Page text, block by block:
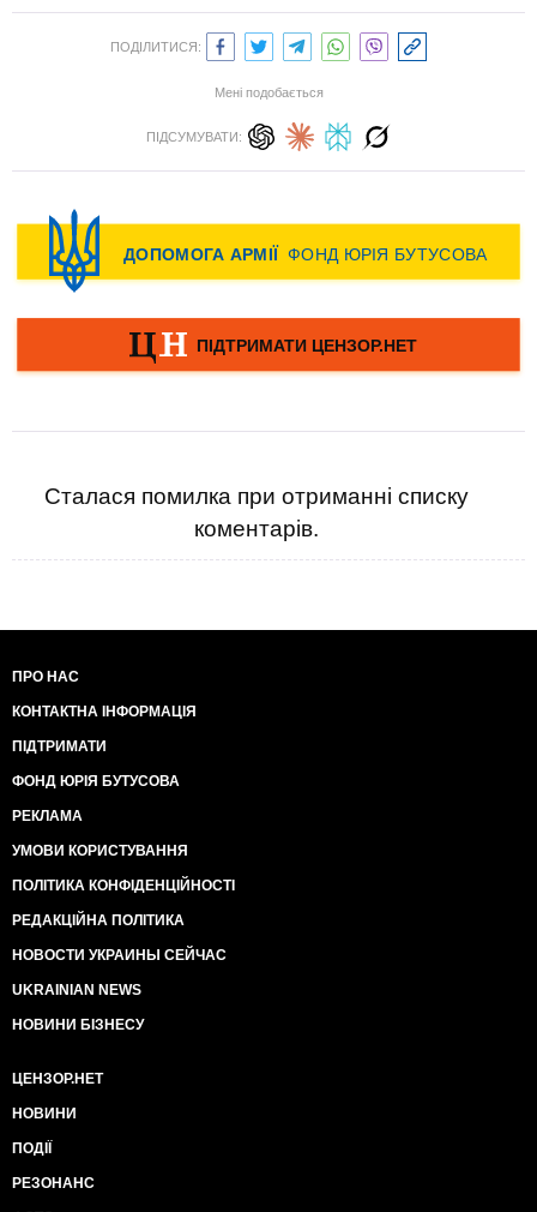
ПОДІЛИТИСЯ:
Мені подобається
ПІДСУМУВАТИ:
Сталася помилка при отриманні списку
коментарів.
ПРО НАС
КОНТАКТНА ІНФОРМАЦІЯ
ПІДТРИМАТИ
ФОНД ЮРІЯ БУТУСОВА
РЕКЛАМА
УМОВИ КОРИСТУВАННЯ
ПОЛІТИКА КОНФІДЕНЦІЙНОСТІ
РЕДАКЦІЙНА ПОЛІТИКА
НОВОСТИ УКРАИНЫ СЕЙЧАС
UKRAINIAN NEWS
НОВИНИ БІЗНЕСУ
ЦЕНЗОР.НЕТ
НОВИНИ
ПОДІЇ
РЕЗОНАНС